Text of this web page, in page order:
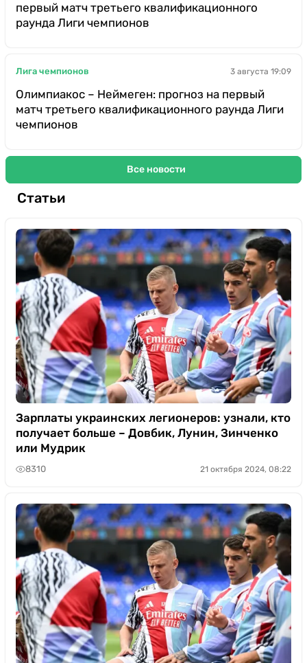
первый матч третьего квалификационного
раунда Лиги чемпионов
Лига чемпионов 3 августа 19:09
Олимпиакос – Неймеген: прогноз на первый
матч третьего квалификационного раунда Лиги
чемпионов
Все новости
Статьи
Зарплаты украинских легионеров: узнали, кто
получает больше – Довбик, Лунин, Зинченко
или Мудрик
8310 21 октября 2024, 08:22